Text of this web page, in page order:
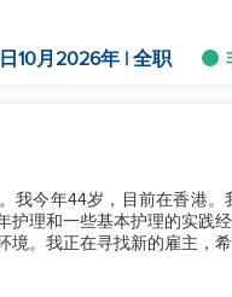
10月2026年 | 全职
我今年44岁，目前在香港
护理和一些基本护理的实践
境。我正在寻找新的雇主，